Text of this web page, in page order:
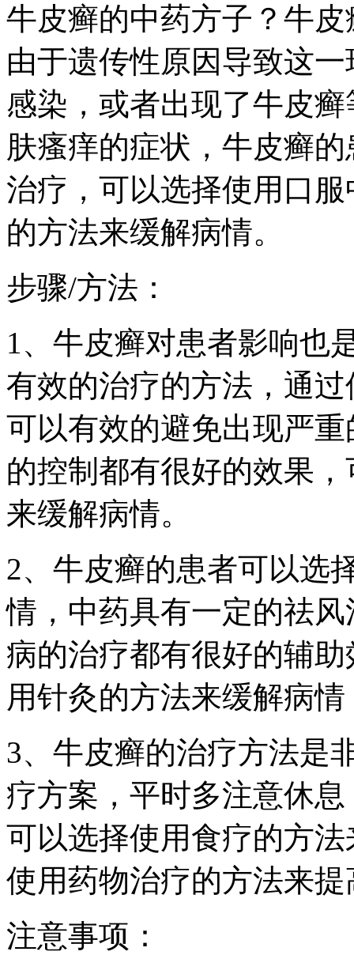
牛皮癣的中药方子？牛
由于遗传性原因导致这
感染，或者出现了牛皮
肤瘙痒的症状，牛皮癣
治疗，可以选择使用口
的方法来缓解病情。
步骤/方法：
1、牛皮癣对患者影响也
有效的治疗的方法，通
可以有效的避免出现严
的控制都有很好的效果
来缓解病情。
2、牛皮癣的患者可以选
情，中药具有一定的祛
病的治疗都有很好的辅
用针灸的方法来缓解病
3、牛皮癣的治疗方法是
疗方案，平时多注意休
可以选择使用食疗的方
使用药物治疗的方法来
注意事项：